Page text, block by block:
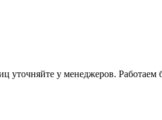
уточняйте у менеджеров. Работаем